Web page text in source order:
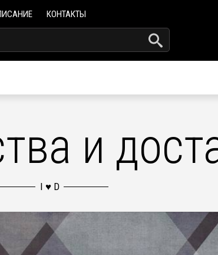
КОНТАКТЫ
и